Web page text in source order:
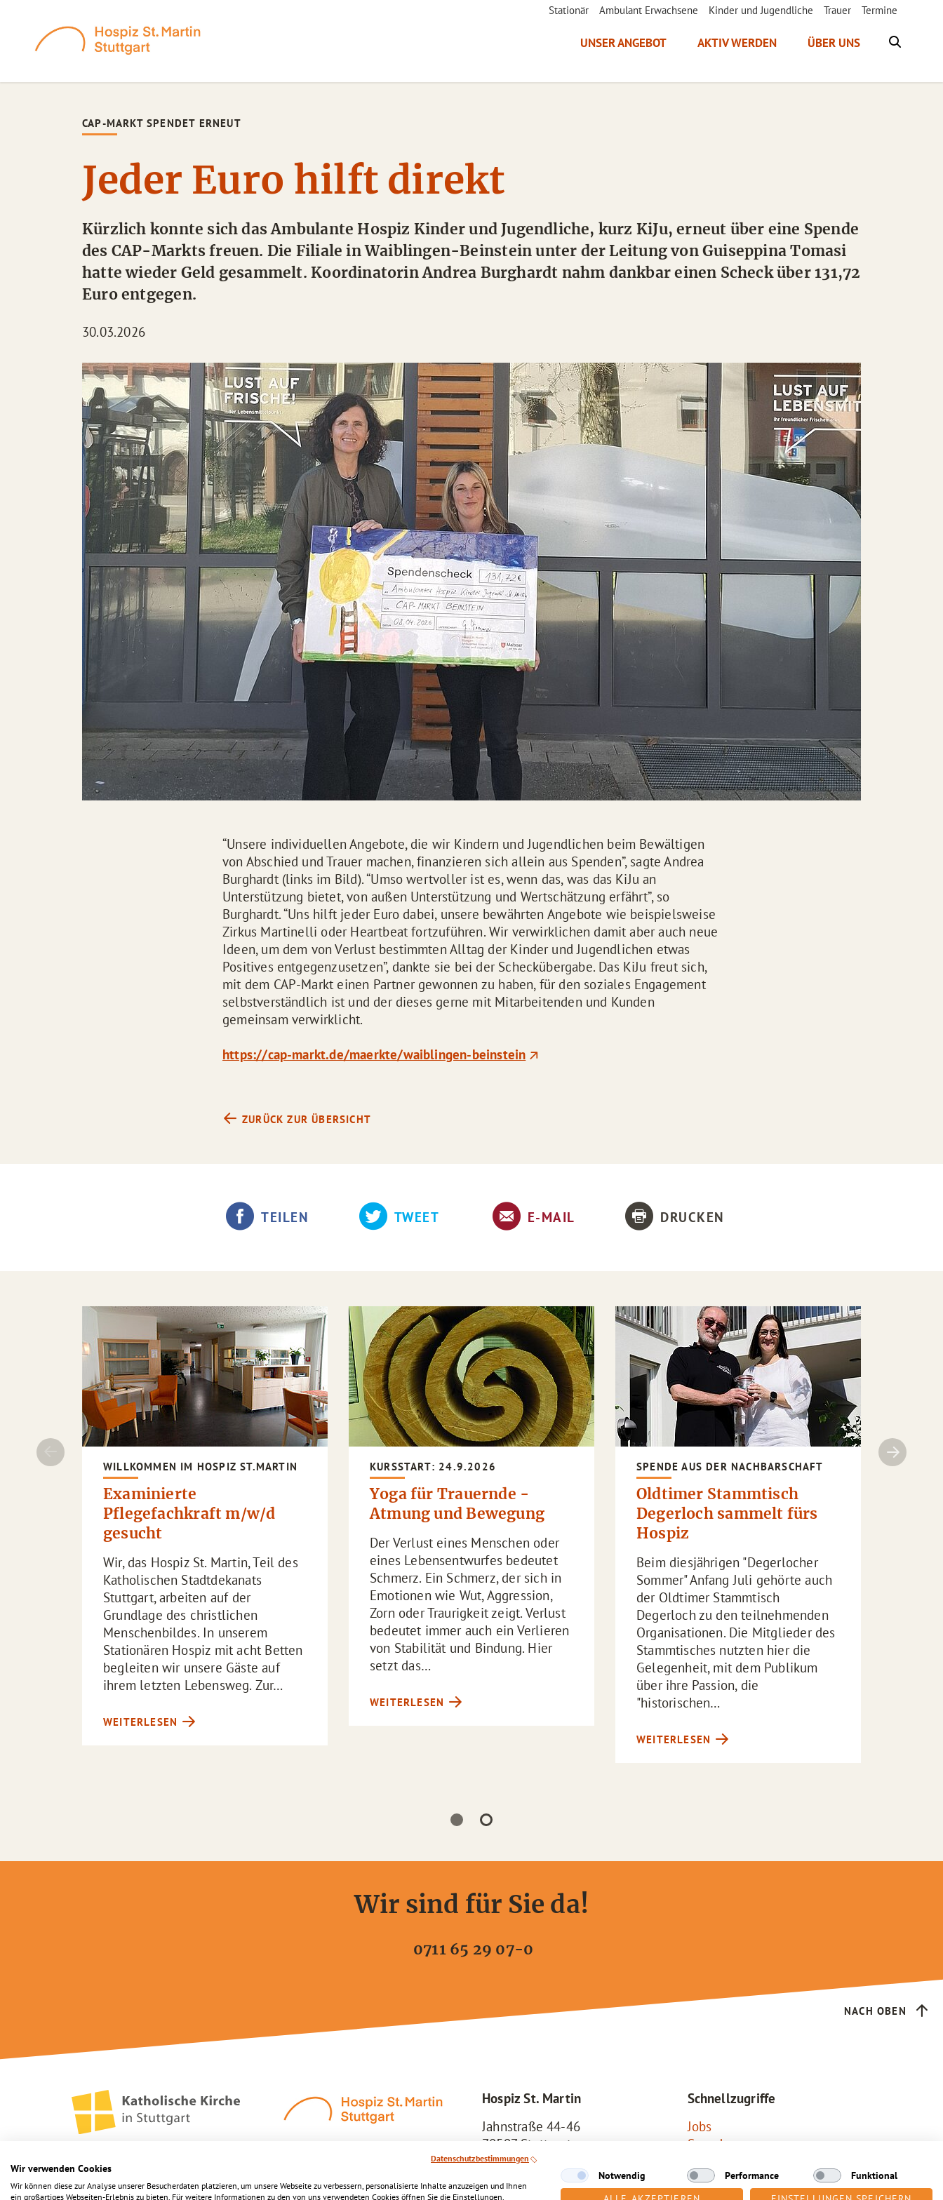
Stationär Ambulant Erwachsene Kinder und Jugendliche Trauer Termine
UNSER ANGEBOT AKTIV WERDEN ÜBER UNS
CAP-MARKT SPENDET ERNEUT
Jeder Euro hilft direkt
Kürzlich konnte sich das Ambulante Hospiz Kinder und Jugendliche, kurz KiJu, erneut über eine Spende
des CAP-Markts freuen. Die Filiale in Waiblingen-Beinstein unter der Leitung von Guiseppina Tomasi
hatte wieder Geld gesammelt. Koordinatorin Andrea Burghardt nahm dankbar einen Scheck über 131,72
Euro entgegen.
30.03.2026
“Unsere individuellen Angebote, die wir Kindern und Jugendlichen beim Bewältigen
von Abschied und Trauer machen, finanzieren sich allein aus Spenden”, sagte Andrea
Burghardt (links im Bild). “Umso wertvoller ist es, wenn das, was das KiJu an
Unterstützung bietet, von außen Unterstützung und Wertschätzung erfährt”, so
Burghardt. “Uns hilft jeder Euro dabei, unsere bewährten Angebote wie beispielsweise
Zirkus Martinelli oder Heartbeat fortzuführen. Wir verwirklichen damit aber auch neue
Ideen, um dem von Verlust bestimmten Alltag der Kinder und Jugendlichen etwas
Positives entgegenzusetzen”, dankte sie bei der Scheckübergabe. Das KiJu freut sich,
mit dem CAP-Markt einen Partner gewonnen zu haben, für den soziales Engagement
selbstverständlich ist und der dieses gerne mit Mitarbeitenden und Kunden
gemeinsam verwirklicht.
https://cap-markt.de/maerkte/waiblingen-beinstein
ZURÜCK ZUR ÜBERSICHT
TEILEN TWEET E-MAIL DRUCKEN
WILLKOMMEN IM HOSPIZ ST.MARTIN
Examinierte
Pflegefachkraft m/w/d
gesucht
Wir, das Hospiz St. Martin, Teil des
Katholischen Stadtdekanats
Stuttgart, arbeiten auf der
Grundlage des christlichen
Menschenbildes. In unserem
Stationären Hospiz mit acht Betten
begleiten wir unsere Gäste auf
ihrem letzten Lebensweg. Zur…
WEITERLESEN
KURSSTART: 24.9.2026
Yoga für Trauernde -
Atmung und Bewegung
Der Verlust eines Menschen oder
eines Lebensentwurfes bedeutet
Schmerz. Ein Schmerz, der sich in
Emotionen wie Wut, Aggression,
Zorn oder Traurigkeit zeigt. Verlust
bedeutet immer auch ein Verlieren
von Stabilität und Bindung. Hier
setzt das…
WEITERLESEN
SPENDE AUS DER NACHBARSCHAFT
Oldtimer Stammtisch
Degerloch sammelt fürs
Hospiz
Beim diesjährigen "Degerlocher
Sommer" Anfang Juli gehörte auch
der Oldtimer Stammtisch
Degerloch zu den teilnehmenden
Organisationen. Die Mitglieder des
Stammtisches nutzten hier die
Gelegenheit, mit dem Publikum
über ihre Passion, die
"historischen…
WEITERLESEN
Wir sind für Sie da!
0711 65 29 07-0
NACH OBEN
Hospiz St. Martin
Jahnstraße 44-46
70597 Stuttgart
Tel.:0711 / 65 29 07-0
Schnellzugriffe
Jobs
Spenden
FAQs
Datenschutzbestimmungen
Wir verwenden Cookies
Wir können diese zur Analyse unserer Besucherdaten platzieren, um unsere Webseite zu verbessern, personalisierte Inhalte anzuzeigen und Ihnen
ein großartiges Webseiten-Erlebnis zu bieten. Für weitere Informationen zu den von uns verwendeten Cookies öffnen Sie die Einstellungen.
Notwendig Performance
Funktional